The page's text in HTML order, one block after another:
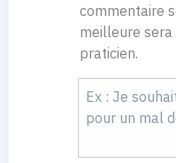
commentaire
meilleure
praticien.